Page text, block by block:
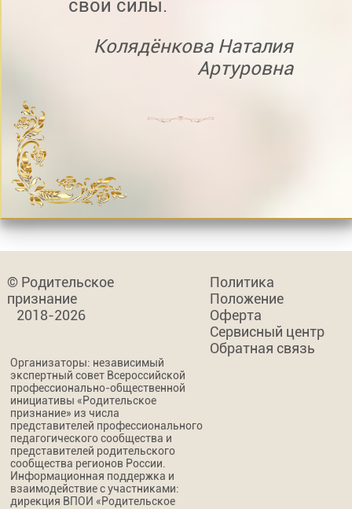
свои силы.
Колядёнкова Наталия
Артуровна
© Родительское
признание
2018-2026
Политика
Положение
Оферта
Сервисный центр
Обратная связь
Организаторы: независимый
экспертный совет Всероссийской
профессионально-общественной
инициативы «Родительское
признание» из числа
представителей профессионального
педагогического сообщества и
представителей родительского
сообщества регионов России.
Информационная поддержка и
взаимодействие с участниками:
дирекция ВПОИ «Родительское